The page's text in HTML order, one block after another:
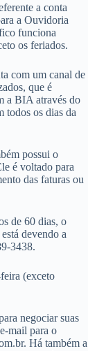
a conta
a Ouvidoria
funciona
os feriados.
com um canal de
que é
a BIA através do
todos os dias da
possui o
é voltado para
das faturas ou
de 60 dias, o
devendo a
3438.
(exceto
negociar suas
mail para o
. Há também a